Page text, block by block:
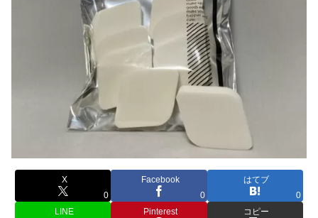
X
0
Facebook
0
はてブ
0
LINE
Pinterest コピー